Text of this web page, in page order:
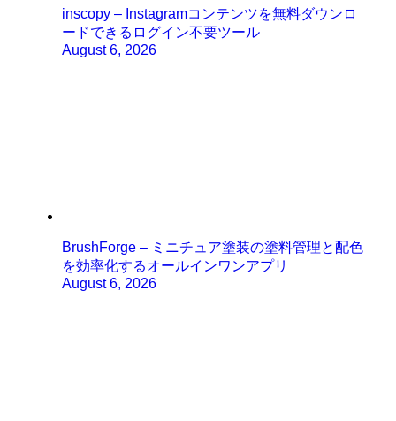
inscopy – Instagramコンテンツを無料ダウンロ
ードできるログイン不要ツール
August 6, 2026
BrushForge – ミニチュア塗装の塗料管理と配色
を効率化するオールインワンアプリ
August 6, 2026